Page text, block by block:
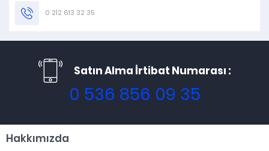
0 212 613 32 35
Satın Alma İrtibat Numarası :
0 536 856 09 35
Hakkımızda